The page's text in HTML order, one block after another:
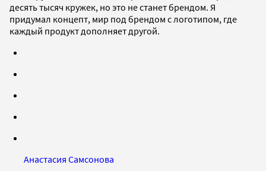
десять тысяч кружек, но это не станет брендом. Я
придумал концепт, мир под брендом с логотипом, где
каждый продукт дополняет другой.
Анастасия Самсонова